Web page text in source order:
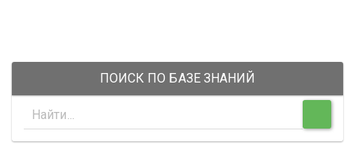
ПОИСК ПО БАЗЕ ЗНАНИЙ